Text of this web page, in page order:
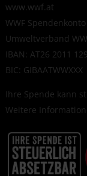
www.wwf.at
WWF Spendenkonto
Umweltverband
IBAN: AT26 2011
BIC: GIBAATWWXXX
Ihre Spende kann
Weitere